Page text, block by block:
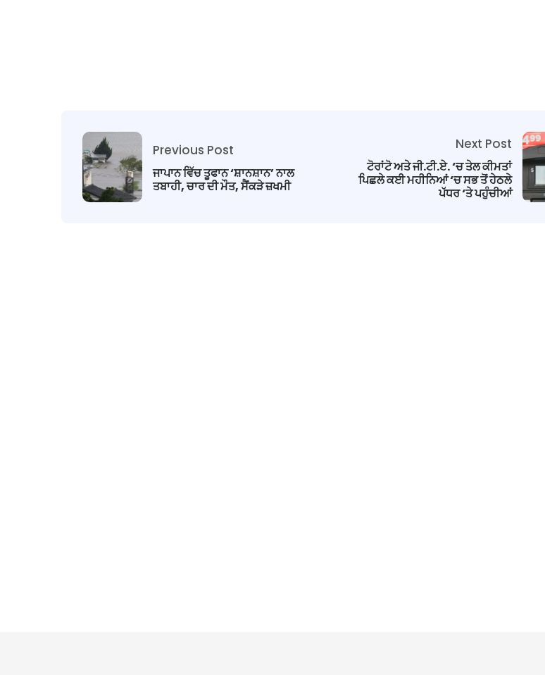
Previous Post
ਜਾਪਾਨ ਵਿੱਚ ਤੂਫਾਨ ‘ਸ਼ਾਨਸ਼ਾਨ’ ਨਾਲ
ਤਬਾਹੀ, ਚਾਰ ਦੀ ਮੌਤ, ਸੈਂਕੜੇ ਜ਼ਖਮੀ
Next Post
ਟੋਰਾਂਟੋ ਅਤੇ ਜੀ.ਟੀ.ਏ. ‘ਚ ਤੇਲ ਕੀਮਤਾਂ
ਪਿਛਲੇ ਕਈ ਮਹੀਨਿਆਂ ‘ਚ ਸਭ ਤੋਂ ਹੇਠਲੇ
ਪੱਧਰ ‘ਤੇ ਪਹੁੰਚੀਆਂ